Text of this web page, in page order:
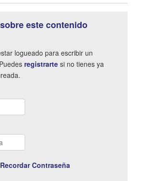
este contenido
logueado para escribir un
registrarte si no tienes ya
Recordar Contraseña